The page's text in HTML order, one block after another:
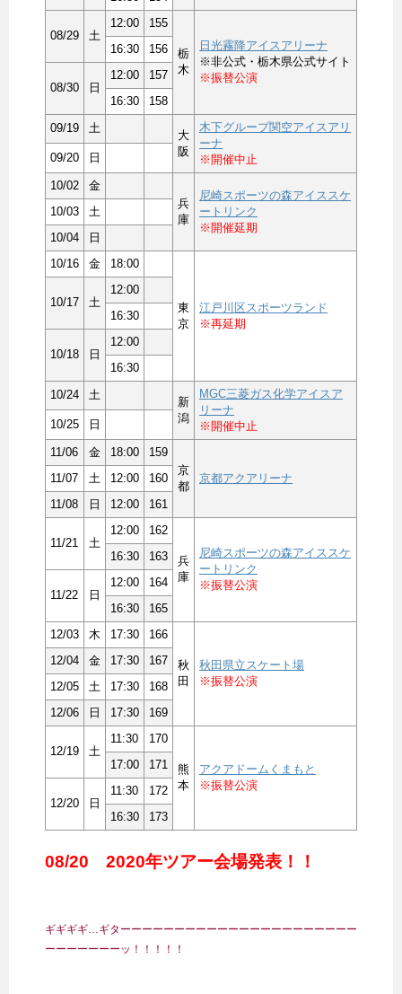
08/29 土
12:00 155
栃
木
日光霧降アイスアリーナ
※非公式・栃木県公式サイト
※振替公演
16:30 156
08/30 日
12:00
157
16:30
158
09/19
土
大
阪
木下グループ関空アイスアリ
ーナ
※開催中止
09/20 日
10/02
金
兵
庫
尼崎スポーツの森アイススケ
ートリンク
※開催延期
10/03
土
10/04
日
10/16
金 18:00
東
京
江戸川区スポーツランド
※再延期
10/17 土
12:00
16:30
10/18 日
12:00
16:30
10/24
土
新
潟
MGC三菱ガス化学アイスア
リーナ
※開催中止
10/25 日
11/06 金 18:00
159
京
都
京都アクアリーナ
11/07 土 12:00
160
11/08
日 12:00 161
11/21 土
12:00 162
兵
庫
尼崎スポーツの森アイススケ
ートリンク
※振替公演
16:30 163
11/22 日
12:00
164
16:30
165
12/03
木 17:30 166
秋
田
秋田県立スケート場
※振替公演
12/04 金 17:30
167
12/05
土 17:30
168
12/06
日 17:30 169
12/19 土
11:30 170
熊
本
アクアドームくまもと
※振替公演
17:00 171
12/20 日
11:30
172
16:30
173
08/20 2020年ツアー会場発表！！
ギギギギ…ギターーーーーーーーーーーーーーーーーーーーーー
ーーーーーーーッ！！！！！